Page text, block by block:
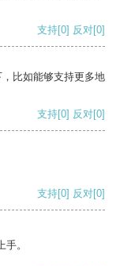
支持[0] 反对[0]
比如能够支持更多地
支持[0] 反对[0]
支持[0] 反对[0]
。